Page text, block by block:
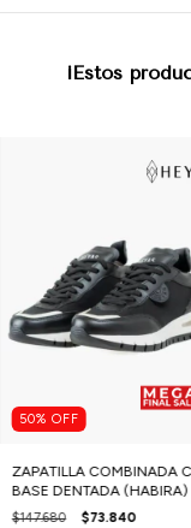
¡Estos
50% OFF
ZAPATILLA COMBINADA
BASE DENTADA (HABIRA)
$147.680 $73.840